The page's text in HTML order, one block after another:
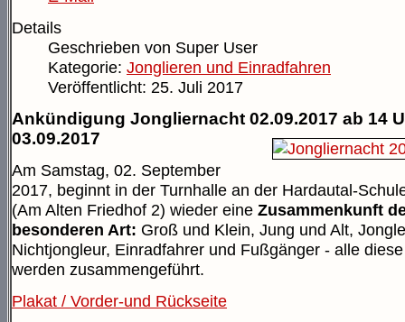
Details
Geschrieben von Super User
Kategorie: Jonglieren und Einradfahren
Veröffentlicht: 25. Juli 2017
Ankündigung Jongliernacht 02.09.2017 ab 14
03.09.2017
Am Samstag, 02. September
2017, beginnt in der Turnhalle an der Hardautal-
(Am Alten Friedhof 2) wieder eine Zusammenkunft
besonderen Art: Groß und Klein, Jung und Alt,
Nichtjongleur, Einradfahrer und Fußgänger - alle
werden zusammengeführt.
Plakat / Vorder-und Rückseite